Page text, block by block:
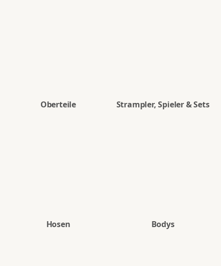
Oberteile Strampler, Spieler & Sets
Hosen Bodys